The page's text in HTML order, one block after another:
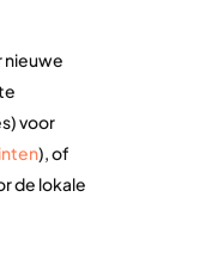
nieuwe
voor
), of
de lokale